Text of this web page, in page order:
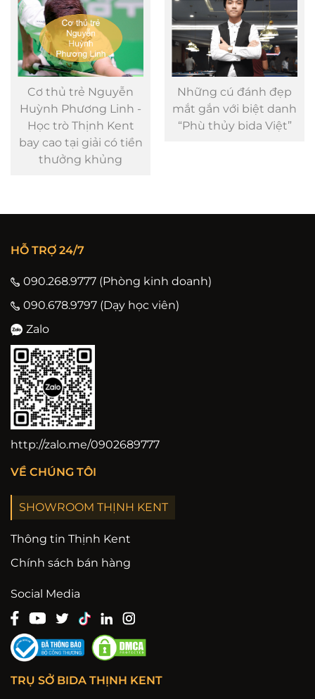
Cơ thủ trẻ Nguyễn
Huỳnh Phương Linh -
Học trò Thịnh Kent
bay cao tại giải có tiền
thưởng khủng
Những cú đánh đẹp
mắt gắn với biệt danh
“Phù thủy bida Việt”
HỖ TRỢ 24/7
090.268.9777 (Phòng kinh doanh)
090.678.9797 (Dạy học viên)
Zalo
http://zalo.me/0902689777
VỀ CHÚNG TÔI
SHOWROOM THỊNH KENT
Thông tin Thịnh Kent
Chính sách bán hàng
Social Media
TRỤ SỞ BIDA THỊNH KENT